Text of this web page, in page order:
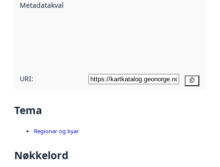
Metadatakvalitet
URI:
Tema
Regionar og byar
Nøkkelord